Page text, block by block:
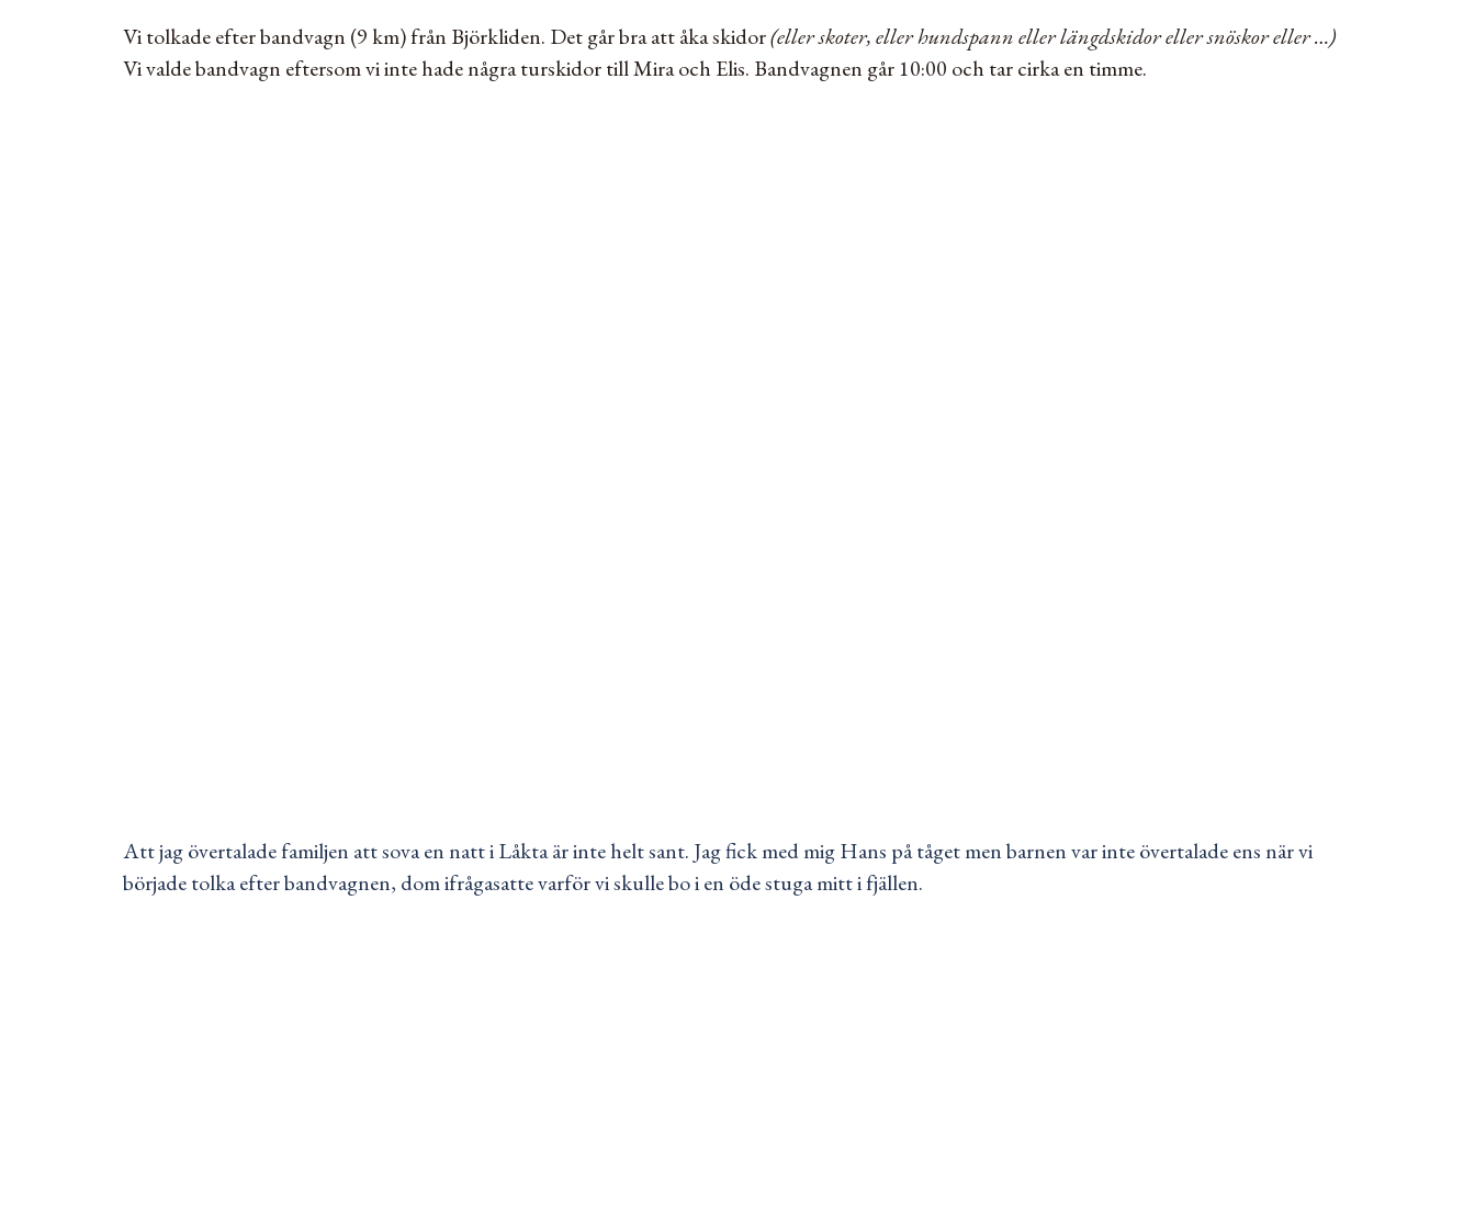
Vi tolkade efter bandvagn (9 km) från Björkliden. Det går bra att åka skidor(eller skoter, eller hundspann eller längdskidor eller snöskor eller …)
Vi valde bandvagn eftersom vi inte hade några turskidor till Mira och Elis. Bandvagnen går 10:00 och tar cirka en timme.
Att jag övertalade familjen att sova en natt i Låkta är inte helt sant. Jag fick med mig Hans på tåget men barnen var inte övertalade ens när vi
började tolka efter bandvagnen, dom ifrågasatte varför vi skulle bo i en öde stuga mitt i fjällen.